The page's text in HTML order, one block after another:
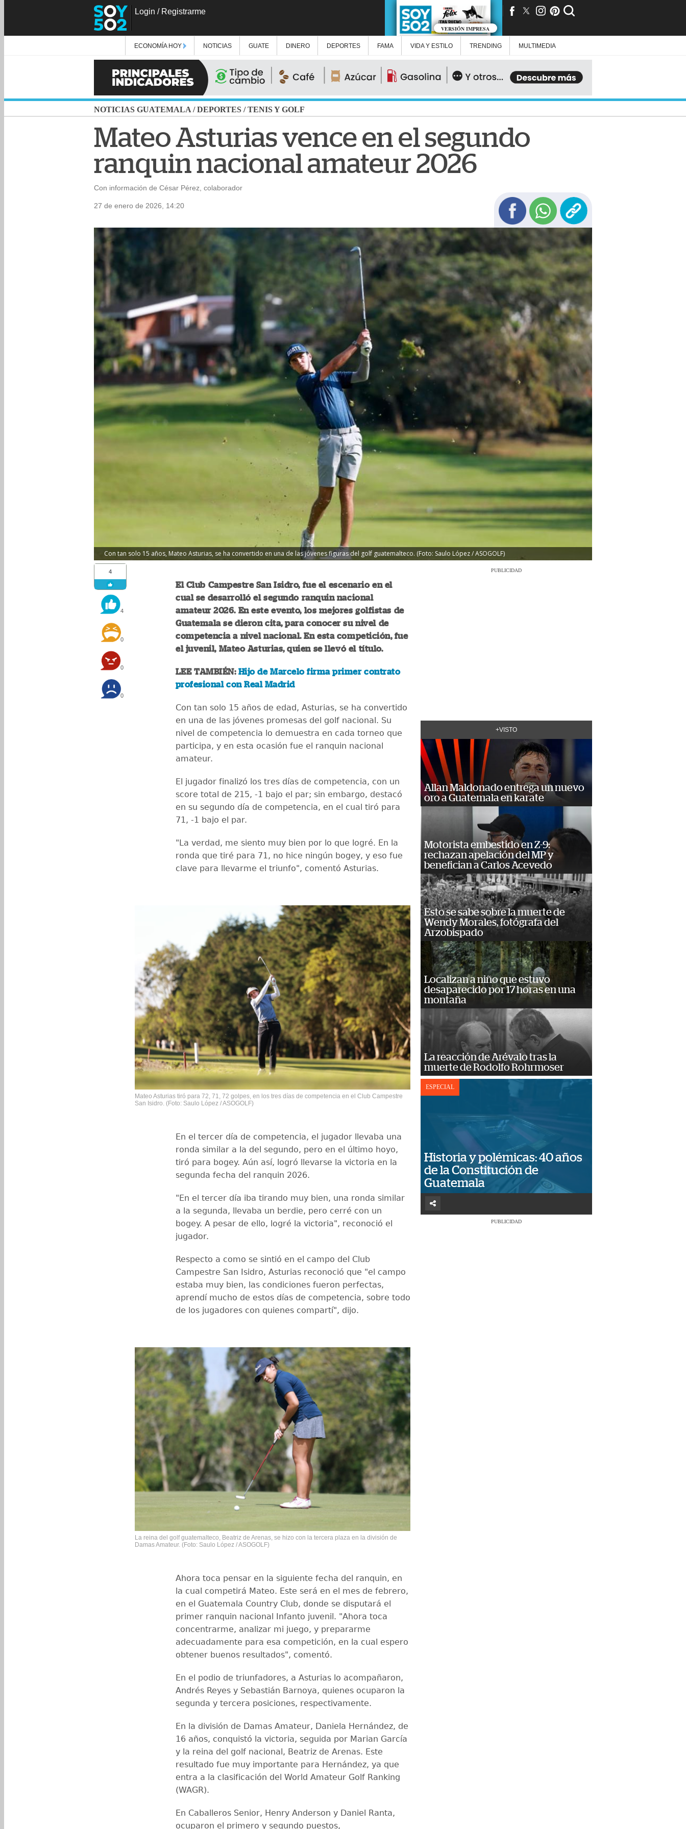
Login / Registrarme
VERSIÓN IMPRESA
ECONOMÍA HOY NOTICIAS GUATE DINERO DEPORTES FAMA VIDA Y ESTILO TRENDING MULTIMEDIA
NOTICIAS GUATEMALA /DEPORTES /TENIS Y GOLF
Mateo Asturias vence en el segundo
ranquin nacional amateur 2026
Con información de César Pérez, colaborador
27 de enero de 2026, 14:20
Con tan solo 15 años, Mateo Asturias, se ha convertido en una de las jóvenes figuras del golf guatemalteco. (Foto: Saulo López / ASOGOLF)
4
4
0
0
0
El Club Campestre San Isidro, fue el escenario en el
cual se desarrolló el segundo ranquin nacional
amateur 2026. En este evento, los mejores golfistas de
Guatemala se dieron cita, para conocer su nivel de
competencia a nivel nacional. En esta competición, fue
el juvenil, Mateo Asturias, quien se llevó el título.
LEE TAMBIÉN: Hijo de Marcelo firma primer contrato
profesional con Real Madrid
Con tan solo 15 años de edad, Asturias, se ha convertido
en una de las jóvenes promesas del golf nacional. Su
nivel de competencia lo demuestra en cada torneo que
participa, y en esta ocasión fue el ranquin nacional
amateur.
El jugador finalizó los tres días de competencia, con un
score total de 215, -1 bajo el par; sin embargo, destacó
en su segundo día de competencia, en el cual tiró para
71, -1 bajo el par.
"La verdad, me siento muy bien por lo que logré. En la
ronda que tiré para 71, no hice ningún bogey, y eso fue
clave para llevarme el triunfo", comentó Asturias.
Mateo Asturias tiró para 72, 71, 72 golpes, en los tres días de competencia en el Club Campestre
San Isidro. (Foto: Saulo López / ASOGOLF)
En el tercer día de competencia, el jugador llevaba una
ronda similar a la del segundo, pero en el último hoyo,
tiró para bogey. Aún así, logró llevarse la victoria en la
segunda fecha del ranquin 2026.
"En el tercer día iba tirando muy bien, una ronda similar
a la segunda, llevaba un berdie, pero cerré con un
bogey. A pesar de ello, logré la victoria", reconoció el
jugador.
Respecto a como se sintió en el campo del Club
Campestre San Isidro, Asturias reconoció que "el campo
estaba muy bien, las condiciones fueron perfectas,
aprendí mucho de estos días de competencia, sobre todo
de los jugadores con quienes compartí", dijo.
La reina del golf guatemalteco, Beatriz de Arenas, se hizo con la tercera plaza en la división de
Damas Amateur. (Foto: Saulo López / ASOGOLF)
Ahora toca pensar en la siguiente fecha del ranquin, en
la cual competirá Mateo. Este será en el mes de febrero,
en el Guatemala Country Club, donde se disputará el
primer ranquin nacional Infanto juvenil. "Ahora toca
concentrarme, analizar mi juego, y prepararme
adecuadamente para esa competición, en la cual espero
obtener buenos resultados", comentó.
En el podio de triunfadores, a Asturias lo acompañaron,
Andrés Reyes y Sebastián Barnoya, quienes ocuparon la
segunda y tercera posiciones, respectivamente.
En la división de Damas Amateur, Daniela Hernández, de
16 años, conquistó la victoria, seguida por Marian García
y la reina del golf nacional, Beatriz de Arenas. Este
resultado fue muy importante para Hernández, ya que
entra a la clasificación del World Amateur Golf Ranking
(WAGR).
En Caballeros Senior, Henry Anderson y Daniel Ranta,
ocuparon el primero y segundo puestos,
PUBLICIDAD
+VISTO
Allan Maldonado entrega un nuevo
oro a Guatemala en karate
Motorista embestido en Z-9:
rechazan apelación del MP y
benefician a Carlos Acevedo
Esto se sabe sobre la muerte de
Wendy Morales, fotógrafa del
Arzobispado
Localizan a niño que estuvo
desaparecido por 17 horas en una
montaña
La reacción de Arévalo tras la
muerte de Rodolfo Rohrmoser
ESPECIAL
Historia y polémicas: 40 años
de la Constitución de
Guatemala
PUBLICIDAD